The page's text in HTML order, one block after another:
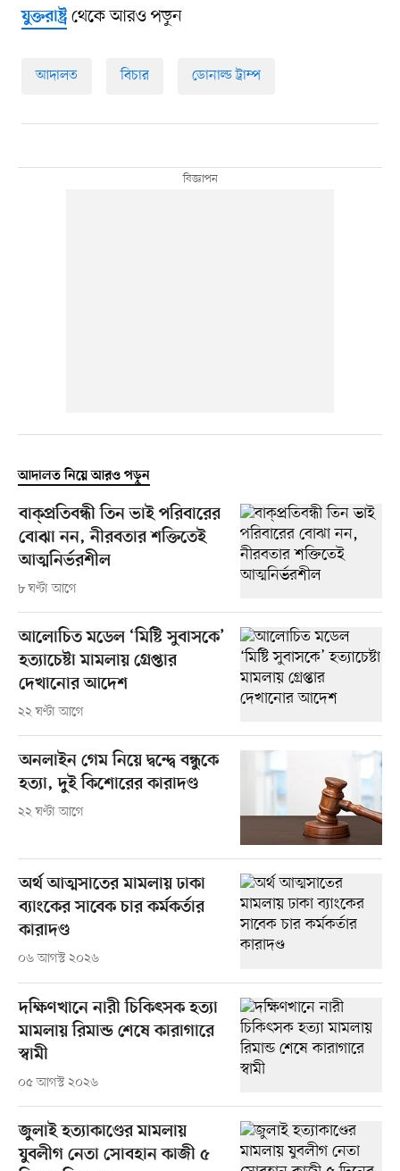
যুক্তরাষ্ট্রথেকে আরও পড়ুন
আদালত বিচার ডোনাল্ড ট্রাম্প
আদালত নিয়ে আরও পড়ুন
বাক্প্রতিবন্ধী তিন ভাই পরিবারের
বোঝা নন, নীরবতার শক্তিতেই
আত্মনির্ভরশীল
৮ ঘণ্টা আগে
আলোচিত মডেল ‘মিষ্টি সুবাসকে’
হত্যাচেষ্টা মামলায় গ্রেপ্তার
দেখানোর আদেশ
২২ ঘণ্টা আগে
অনলাইন গেম নিয়ে দ্বন্দ্বে বন্ধুকে
হত্যা, দুই কিশোরের কারাদণ্ড
২২ ঘণ্টা আগে
অর্থ আত্মসাতের মামলায় ঢাকা
ব্যাংকের সাবেক চার কর্মকর্তার
কারাদণ্ড
০৬ আগস্ট ২০২৬
দক্ষিণখানে নারী চিকিৎসক হত্যা
মামলায় রিমান্ড শেষে কারাগারে
স্বামী
০৫ আগস্ট ২০২৬
জুলাই হত্যাকাণ্ডের মামলায়
যুবলীগ নেতা সোবহান কাজী ৫